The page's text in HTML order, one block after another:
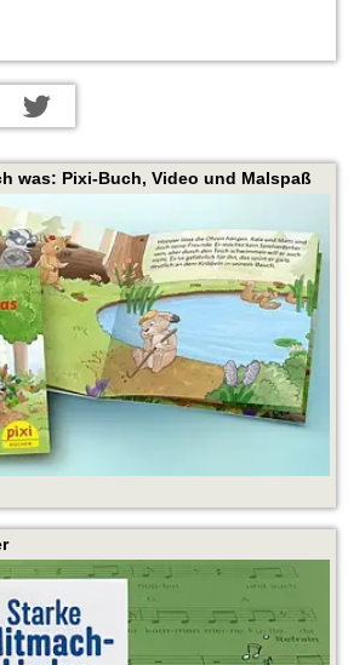
was: Pixi-Buch, Video und Malspaß